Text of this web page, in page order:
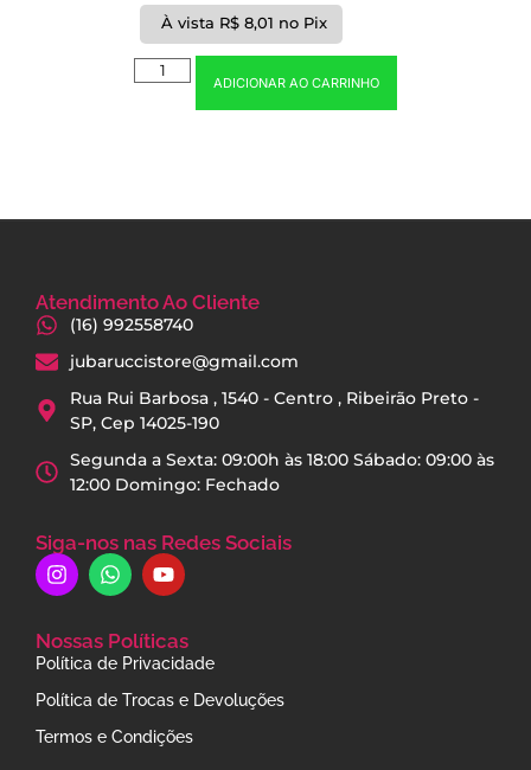
À vista R$8,01 no Pix
ADICIONAR AO CARRINHO
Atendimento Ao Cliente
(16) 992558740
jubaruccistore@gmail.com
Rua Rui Barbosa , 1540 - Centro , Ribeirão Preto -
SP, Cep 14025-190
Segunda a Sexta: 09:00h às 18:00 Sábado: 09:00 às
12:00 Domingo: Fechado
Siga-nos nas Redes Sociais
Nossas Políticas
Política de Privacidade
Política de Trocas e Devoluções
Termos e Condições